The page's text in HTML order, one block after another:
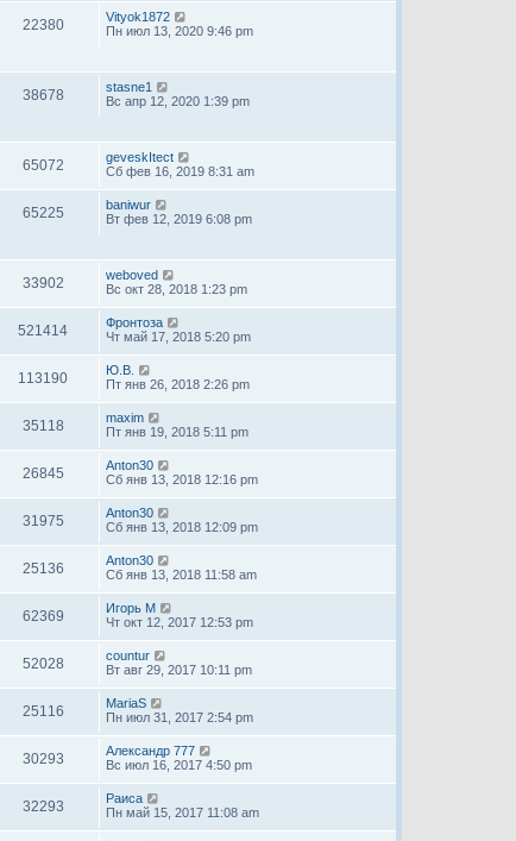
22380
Vityok1872
Пн июл 13, 2020 9:46 pm
38678
stasne1
Вс апр 12, 2020 1:39 pm
65072
geveskItect
Сб фев 16, 2019 8:31 am
65225
baniwur
Вт фев 12, 2019 6:08 pm
33902
weboved
Вс окт 28, 2018 1:23 pm
521414
Фронтоза
Чт май 17, 2018 5:20 pm
113190
Ю.В.
Пт янв 26, 2018 2:26 pm
35118
maxim
Пт янв 19, 2018 5:11 pm
26845
Anton30
Сб янв 13, 2018 12:16 pm
31975
Anton30
Сб янв 13, 2018 12:09 pm
25136
Anton30
Сб янв 13, 2018 11:58 am
62369
Игорь М
Чт окт 12, 2017 12:53 pm
52028
countur
Вт авг 29, 2017 10:11 pm
25116
MariaS
Пн июл 31, 2017 2:54 pm
30293
Александр 777
Вс июл 16, 2017 4:50 pm
32293
Раиса
Пн май 15, 2017 11:08 am